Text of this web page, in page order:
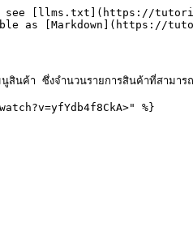
see [llms.txt](https://
as [Markdown](https://
สินค้า ซึ่งจำนวนรายการสินค้าที่สามา
%}